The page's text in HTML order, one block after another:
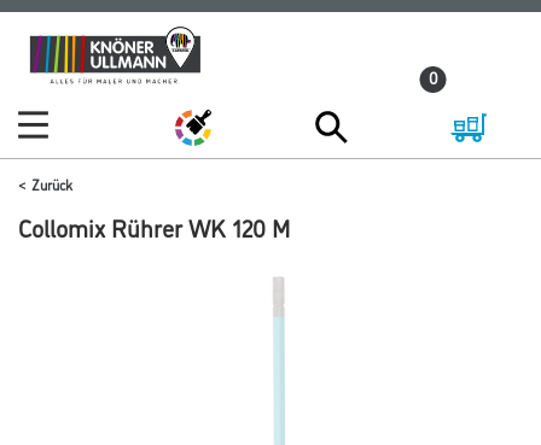
Zum
Inhalt
Zum
Navigationsmenü
0
Zurück
Collomix Rührer WK 120 M